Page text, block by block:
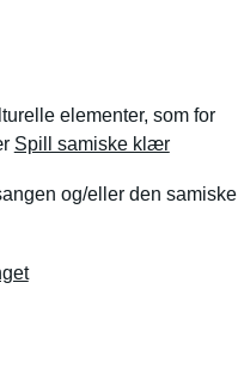
elementer, som for
Spill samiske klær
og/eller den samiske